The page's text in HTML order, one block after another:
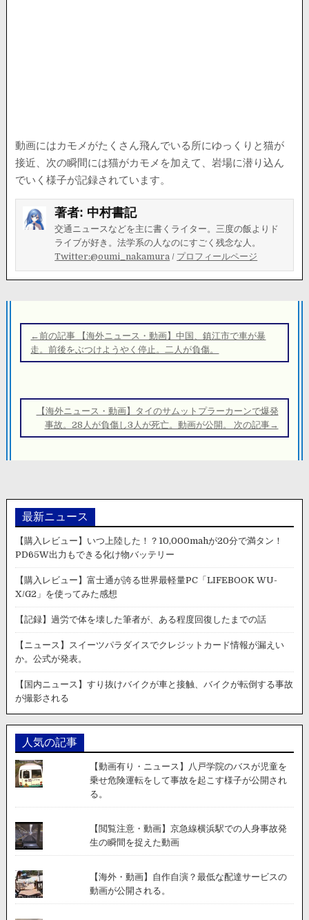
動画にはカモメがたくさん飛んでいる所にゆっくりと猫が
接近、次の瞬間には猫がカモメを加えて、岩場に潜り込ん
でいく様子が記録されています。
著者: 中村書記
交通ニュースなどを主に書くライター。三度の飯よりド
ライブが好き。法学系の人なのにすごく残念な人。
Twitter:@oumi_nakamura / プロフィールページ
稿
ナ
ー
←前の記事 【海外ニュース・動画】中国、鎮江市で車が暴
走。前後をぶつけようやく停止。二人が負傷。
【海外ニュース・動画】タイのサムットプラーカーンで爆発
事故。28人が負傷し3人が死亡。動画が公開。 次の記事→
最新ニュース
【購入レビュー】いつ上陸した！？10,000mahが20分で満タン！
PD65W出力もできる化け物バッテリー
【購入レビュー】富士通が誇る世界最軽量PC「LIFEBOOK WU-
X/G2」を使ってみた感想
【記録】過労で体を壊した筆者が、ある程度回復したまでの話
【ニュース】スイーツパラダイスでクレジットカード情報が漏えい
か。公式が発表。
【国内ニュース】すり抜けバイクが車と接触、バイクが転倒する事故
が撮影される
人気の記事
【動画有り・ニュース】八戸学院のバスが児童を
乗せ危険運転をして事故を起こす様子が公開され
る。
【閲覧注意・動画】京急線横浜駅での人身事故発
生の瞬間を捉えた動画
【海外・動画】自作自演？最低な配達サービスの
動画が公開される。